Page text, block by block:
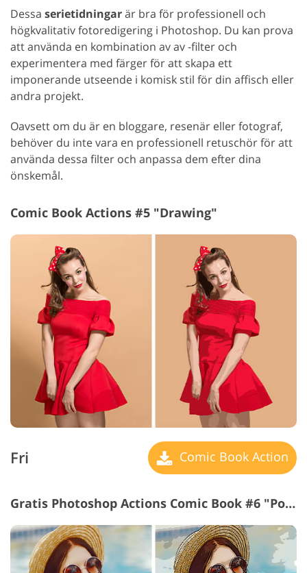
Dessa serietidningarär bra för professionell och
högkvalitativ fotoredigering i Photoshop. Du kan prova
att använda en kombination av av -filter och
experimentera med färger för att skapa ett
imponerande utseende i komisk stil för din affisch eller
andra projekt.
Oavsett om du är en bloggare, resenär eller fotograf,
behöver du inte vara en professionell retuschör för att
använda dessa filter och anpassa dem efter dina
önskemål.
Comic Book Actions #5 "Drawing"
Fri Comic Book Action
Gratis Photoshop Actions Comic Book #6 "Poster"